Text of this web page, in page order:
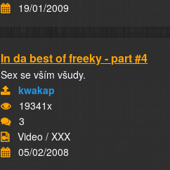
19/01/2009
In da best of freeky - part #4
Sex se vším všudy.
kwakap
19341x
3
Video / XXX
05/02/2008